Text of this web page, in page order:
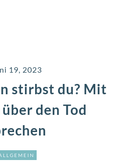
19, 2023
stirbst du? Mit
den Tod